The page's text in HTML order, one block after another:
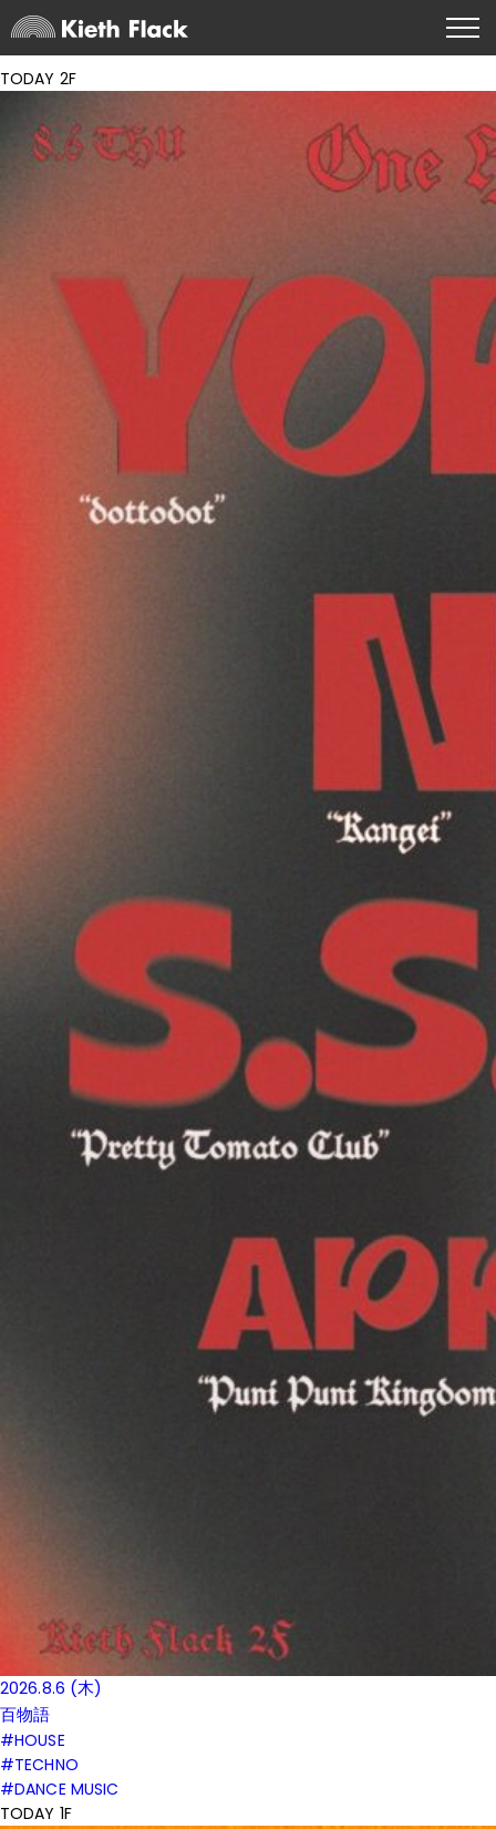
TODAY 2F
2026.8.6 (木)
百物語
#HOUSE
#TECHNO
#DANCE MUSIC
TODAY 1F